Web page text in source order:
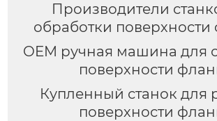
Производители
обработки
OEM ручная машина для
поверхности
Купленный станок для
поверхности